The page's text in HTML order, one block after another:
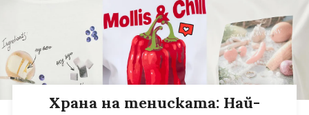
Храна на тениската: Най-